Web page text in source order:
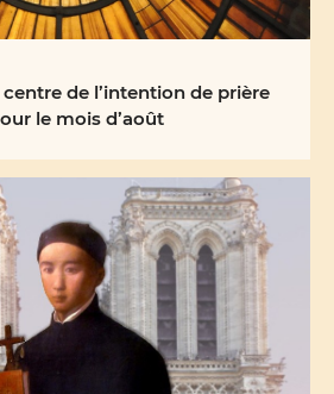
de l’intention de prière
le mois d’août